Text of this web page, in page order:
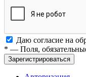
Даю согласие на
* — Поля,
Зарегистрироваться